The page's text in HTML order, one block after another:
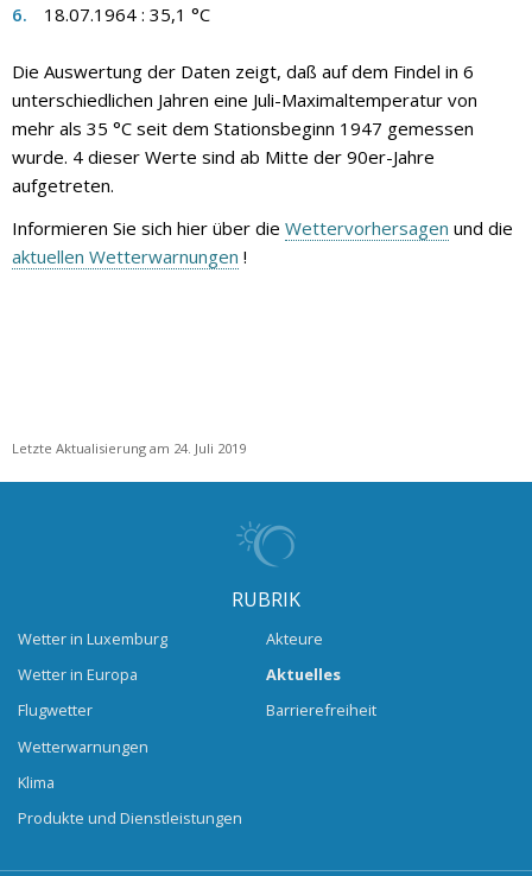
18.07.1964 : 35,1 °C
Die Auswertung der Daten zeigt, daß auf dem Findel in 6
unterschiedlichen Jahren eine Juli-Maximaltemperatur von
mehr als 35 °C seit dem Stationsbeginn 1947 gemessen
wurde. 4 dieser Werte sind ab Mitte der 90er-Jahre
aufgetreten.
Informieren Sie sich hier über die Wettervorhersagen und die
aktuellen Wetterwarnungen !
Letzte Aktualisierung am 24. Juli 2019
RUBRIK
Wetter in Luxemburg
Wetter in Europa
Flugwetter
Wetterwarnungen
Klima
Produkte und Dienstleistungen
Akteure
Aktuelles
Barrierefreiheit